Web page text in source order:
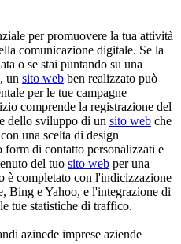
per promuovere la tua attività
comunicazione digitale. Se la
o se stai puntando su una
un sito web ben realizzato può
per le tue campagne
comprende la registrazione del
dello sviluppo di un sito web che
una scelta di design
di contatto personalizzati e
del tuo sito web per una
completato con l'indicizzazione
Bing e Yahoo, e l'integrazione di
tue statistiche di traffico.